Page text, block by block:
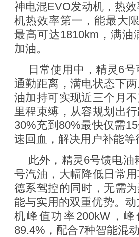
神电混EVO发动机，热
机热效率第一，能最大
最高可达1810km，满
加油。
日常使用中，精灵6
通勤距离，满电状态下
油加持可实现近三个月
里程束缚，从容规划出
30%充到80%最快仅需
速回血，解决用户补能等
此外，精灵6号馈电油
号汽油，大幅降低日常
德系驾控的同时，无需
能与实用的双重优势。
机峰值功率200kW，峰
89.4%，配合7种智能混